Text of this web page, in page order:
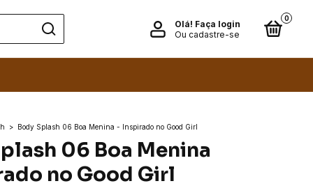
Olá! Faça login
Ou cadastre-se
0
> Body Splash 06 Boa Menina - Inspirado no Good Girl
06 Boa Menina
no Good Girl